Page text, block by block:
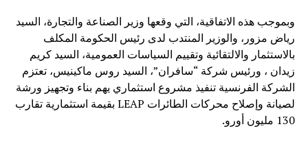
وبموجب هذه الاتفاقية، التي وقعها وزير الصناعة والتجارة، السيد
رياض مزور، والوزير المنتدب لدى رئيس الحكومة المكلف
بالاستثمار والالتقائية وتقييم السياسات العمومية، السيد كريم
زيدان ، ورئيس شركة “سافران”، السيد روس ماكينيس، تعتزم
الشركة الفرنسية تنفيذ مشروع استثماري يهم بناء وتجهيز ورشة
لصيانة وإصلاح محركات الطائرات LEAP بقيمة استثمارية تقارب
130 مليون أورو.